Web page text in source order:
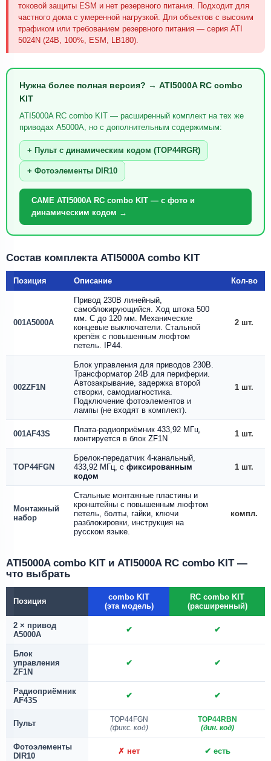
токовой защиты ESM и нет резервного питания. Подходит для
частного дома с умеренной нагрузкой. Для объектов с высоким
трафиком или требованием резервного питания — серия ATI
5024N (24В, 100%, ESM, LB180).
Нужна более полная версия? → ATI5000A RC combo
KIT
ATI5000A RC combo KIT — расширенный комплект на тех же
приводах A5000A, но с дополнительным содержимым:
+ Пульт с динамическим кодом (TOP44RGR)
+ Фотоэлементы DIR10
CAME ATI5000A RC combo KIT — с фото и
динамическим кодом →
Состав комплекта ATI5000A combo KIT
Позиция Описание Кол-во
001A5000A
Привод 230В линейный,
самоблокирующийся. Ход штока 500
мм. С до 120 мм. Механические
концевые выключатели. Стальной
крепёж с повышенным люфтом
петель. IP44.
2 шт.
002ZF1N
Блок управления для приводов 230В.
Трансформатор 24В для периферии.
Автозакрывание, задержка второй
створки, самодиагностика.
Подключение фотоэлементов и
лампы (не входят в комплект).
1 шт.
001AF43S
Плата-радиоприёмник 433,92 МГц,
монтируется в блок ZF1N
1 шт.
ТОР44FGN
Брелок-передатчик 4-канальный,
433,92 МГц, с фиксированным
кодом
1 шт.
Монтажный
набор
Стальные монтажные пластины и
кронштейны с повышенным люфтом
петель, болты, гайки, ключи
разблокировки, инструкция на
русском языке.
компл.
ATI5000A combo KIT и ATI5000A RC combo KIT —
что выбрать
Позиция
combo KIT
(эта модель)
RC combo KIT
(расширенный)
2 × привод
A5000A
✔ ✔
Блок
управления
ZF1N
✔ ✔
Радиоприёмник
AF43S
✔ ✔
Пульт
TOP44FGN
(фикс. код)
TOP44RBN
(дин. код)
Фотоэлементы
DIR10
✗ нет ✔ есть